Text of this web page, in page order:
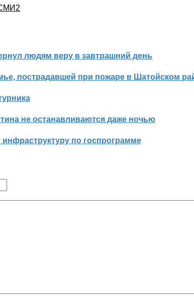
людям веру в завтрашний день
пострадавшей при пожаре в Шатойском
не останавливаются даже ночью
по госпрограмме